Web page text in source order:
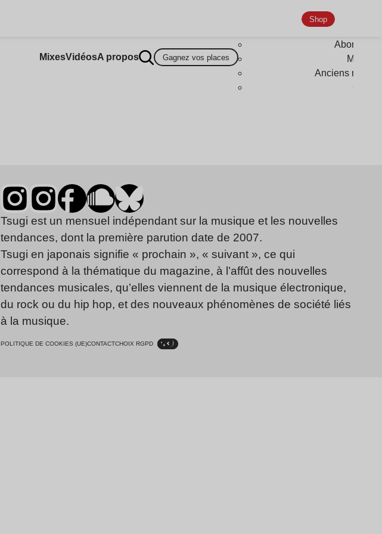
MixesVidéosA propos Gagnez vos places
Shop
Anciens
Tsugi est un mensuel indépendant sur la musique et les nouvelles
tendances, dont la première parution date de 2007.
Tsugi en japonais signifie « prochain », « suivant », ce qui
correspond à la thématique du magazine, à l’affût des nouvelles
tendances musicales, qu’elles viennent de la musique électronique,
du rock ou du hip hop, et des nouveaux phénomènes de société liés
à la musique.
POLITIQUE DE COOKIES (UE)CONTACTCHOIX RGPD